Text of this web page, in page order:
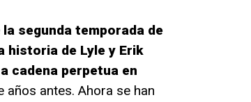
la segunda temporada de
de Lyle y Erik
cadena perpetua en
antes. Ahora se han